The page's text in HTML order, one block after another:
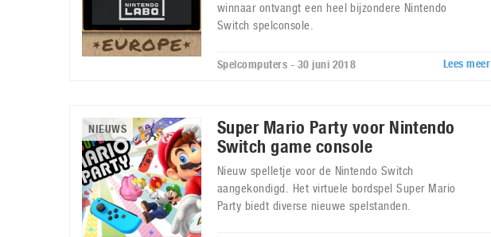
winnaar ontvangt een heel bijzondere Nintendo
Switch spelconsole.
Spelcomputers - 30 juni 2018 Lees meer
NIEUWS
Super Mario Party voor Nintendo
Switch game console
Nieuw spelletje voor de Nintendo Switch
aangekondigd. Het virtuele bordspel Super Mario
Party biedt diverse nieuwe spelstanden.